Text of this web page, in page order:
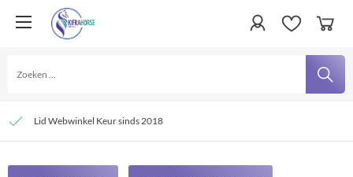
Persoonlijke service
Verzending € 4,95 en gratis bij besteding vanaf € 100,- binnen Nederland
Lid Webwinkel Keur sinds 2018